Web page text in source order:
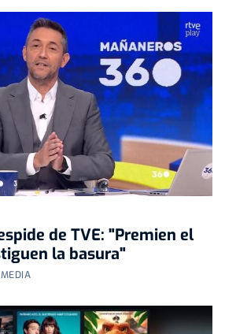
de TVE: "Premien el
la basura"